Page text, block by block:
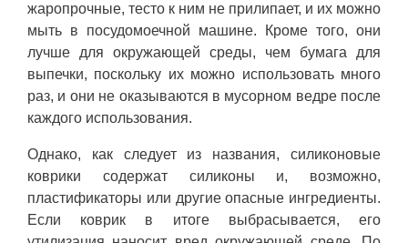
жаропрочные, тесто к ним не прилипает, и их можно
мыть в посудомоечной машине. Кроме того, они
лучше для окружающей среды, чем бумага для
выпечки, поскольку их можно использовать много
раз, и они не оказываются в мусорном ведре после
каждого использования.
Однако, как следует из названия, силиконовые
коврики содержат силиконы и, возможно,
пластификаторы или другие опасные ингредиенты.
Если коврик в итоге выбрасывается, его